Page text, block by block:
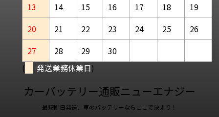
13
14 15 16 17 18
19
20
21 22 23 24 25
26
27
28 29
30
(
発送業務休業日)
カーバッテリー通販ニューエナジー
最短即日発送、車のバッテリーならここで決まり！